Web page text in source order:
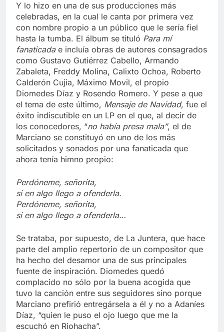
Y lo hizo en una de sus producciones más
celebradas, en la cual le canta por primera vez
con nombre propio a un público que le sería fiel
hasta la tumba. El álbum se tituló Para mí
fanaticadae incluía obras de autores consagrados
como Gustavo Gutiérrez Cabello, Armando
Zabaleta, Freddy Molina, Calixto Ochoa, Roberto
Calderón Cujia, Máximo Movil, el propio
Diomedes Díaz y Rosendo Romero. Y pese a que
el tema de este último, Mensaje de Navidad, fue el
éxito indiscutible en un LP en el que, al decir de
los conocedores, “no había presa mala”, el de
Marciano se constituyó en uno de los más
solicitados y sonados por una fanaticada que
ahora tenía himno propio:
Perdóneme, señorita,
si en algo llego a ofenderla.
Perdóneme, señorita,
si en algo llego a ofenderla…
Se trataba, por supuesto, de La Juntera, que hace
parte del amplio repertorio de un compositor que
ha hecho del desamor una de sus principales
fuente de inspiración. Diomedes quedó
complacido no sólo por la buena acogida que
tuvo la canción entre sus seguidores sino porque
Marciano prefirió entregársela a él y no a Adaníes
Díaz, “quien le puso el ojo luego que me la
escuchó en Riohacha”.